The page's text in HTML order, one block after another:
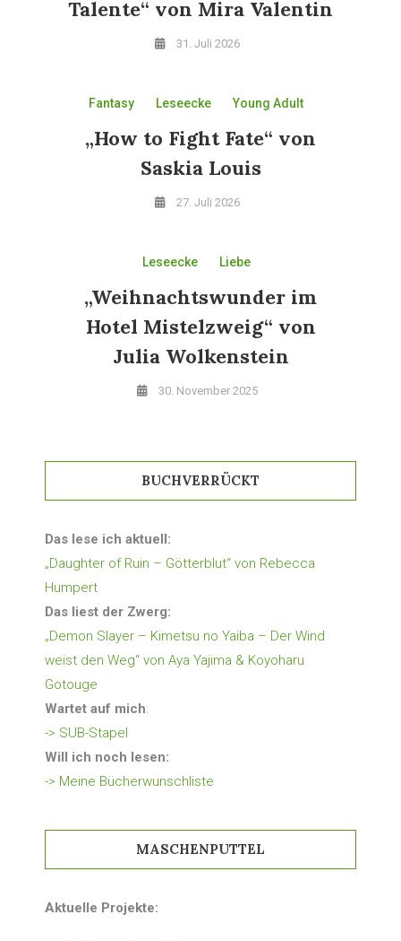
Talente“ von Mira Valentin
31. Juli 2026
Fantasy Leseecke Young Adult
„How to Fight Fate“ von
Saskia Louis
27. Juli 2026
Leseecke Liebe
„Weihnachtswunder im
Hotel Mistelzweig“ von
Julia Wolkenstein
30. November 2025
BUCHVERRÜCKT
Das lese ich aktuell:
„Daughter of Ruin – Götterblut“ von Rebecca
Humpert
Das liest der Zwerg:
„Demon Slayer – Kimetsu no Yaiba – Der Wind
weist den Weg“ von Aya Yajima & Koyoharu
Gotouge
Wartet auf mich:
-> SUB-Stapel
Will ich noch lesen:
-> Meine Bücherwunschliste
MASCHENPUTTEL
Aktuelle Projekte: